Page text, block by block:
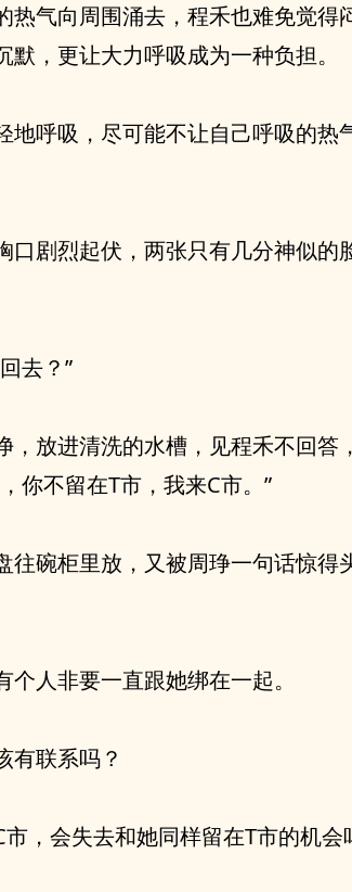
热气向周围涌去，程禾也难免觉得
，更让大力呼吸成为一种负担。
地呼吸，尽可能不让自己呼吸的热
口剧烈起伏，两张只有几分神似的
去？”
，放进清洗的水槽，见程禾不回答
你不留在T市，我来C市。”
往碗柜里放，又被周琤一句话惊得
个人非要一直跟她绑在一起。
有联系吗？
，会失去和她同样留在T市的机会